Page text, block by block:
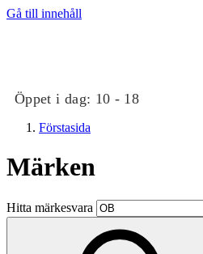
Gå till innehåll
Öppet i dag: 10 - 18
Butiker
Mat och dryck
Förstasida
Märken
Hitta märkesvara